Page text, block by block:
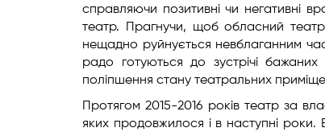
справляючи позитивні чи негативні
театр. Прагнучи, щоб обласний
нещадно руйнується невблаганним
радо готуються до зустрічі
поліпшення стану театральних
Протягом 2015-2016 років театр за
яких продовжилося і в наступні роки.